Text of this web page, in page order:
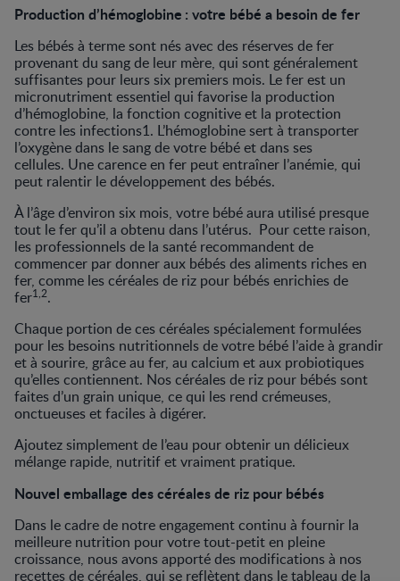
Production d’hémoglobine : votre bébé a besoin de fer
Les bébés à terme sont nés avec des réserves de fer
provenant du sang de leur mère, qui sont généralement
suffisantes pour leurs six premiers mois. Le fer est un
micronutriment essentiel qui favorise la production
d’hémoglobine, la fonction cognitive et la protection
contre les infections1. L’hémoglobine sert à transporter
l’oxygène dans le sang de votre bébé et dans ses
cellules. Une carence en fer peut entraîner l’anémie, qui
peut ralentir le développement des bébés.
À l’âge d’environ six mois, votre bébé aura utilisé presque
tout le fer qu’il a obtenu dans l’utérus. Pour cette raison,
les professionnels de la santé recommandent de
commencer par donner aux bébés des aliments riches en
fer, comme les céréales de riz pour bébés enrichies de
fer1,2.
Chaque portion de ces céréales spécialement formulées
pour les besoins nutritionnels de votre bébé l’aide à grandir
et à sourire, grâce au fer, au calcium et aux probiotiques
qu’elles contiennent. Nos céréales de riz pour bébés sont
faites d’un grain unique, ce qui les rend crémeuses,
onctueuses et faciles à digérer.
Ajoutez simplement de l’eau pour obtenir un délicieux
mélange rapide, nutritif et vraiment pratique.
Nouvel emballage des céréales de riz pour bébés
Dans le cadre de notre engagement continu à fournir la
meilleure nutrition pour votre tout-petit en pleine
croissance, nous avons apporté des modifications à nos
recettes de céréales, qui se reflètent dans le tableau de la